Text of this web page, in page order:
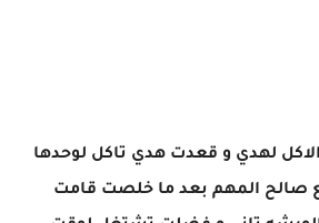
لهدي و قعدت هدي تاكل لوحدها
صالح المهم بعد ما خلصت قامت